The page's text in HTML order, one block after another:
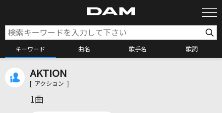
キーワード 曲名 歌手名 歌詞
AKTION
[ アクション ]
1曲